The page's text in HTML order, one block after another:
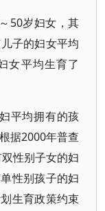
50岁妇女，其
子的妇女平均
女平均生育了
平均拥有的孩
据2000年普查
性别子女的妇
性别孩子的妇
生育政策约束